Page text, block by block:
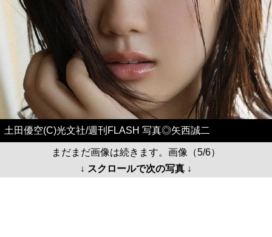
土田優空(C)光文社/週刊FLASH 写真◎矢西誠二
まだまだ画像は続きます。画像（5/6）
↓ スクロールで次の写真 ↓